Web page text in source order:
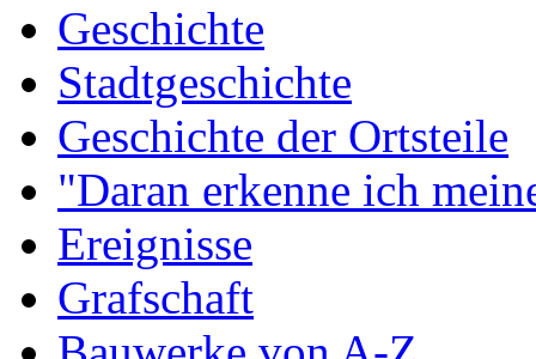
Geschichte
Stadtgeschichte
Geschichte der Ortsteile
"Daran erkenne ich
Ereignisse
Grafschaft